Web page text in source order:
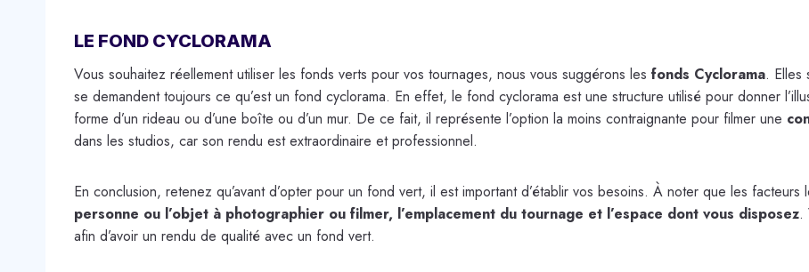
LE FOND CYCLORAMA
Vous souhaitez réellement utiliser les fonds verts pour vos tournages, nous vous suggérons les fonds Cyclorama. Elles
se demandent toujours ce qu’est un fond cyclorama. En effet, le fond cyclorama est une structure utilisé pour donner
forme d’un rideau ou d’une boîte ou d’un mur. De ce fait, il représente l’option la moins contraignante pour filmer une
dans les studios, car son rendu est extraordinaire et professionnel.
En conclusion, retenez qu’avant d’opter pour un fond vert, il est important d’établir vos besoins. À noter que les
personne ou l’objet à photographier ou filmer, l’emplacement du tournage et l’espace dont vous disposez.
afin d’avoir un rendu de qualité avec un fond vert.